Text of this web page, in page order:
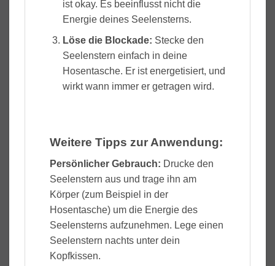
ist okay. Es beeinflusst nicht die
Energie deines Seelensterns.
Löse die Blockade: Stecke den
Seelenstern einfach in deine
Hosentasche. Er ist energetisiert, und
wirkt wann immer er getragen wird.
Weitere Tipps zur Anwendung:
Persönlicher Gebrauch: Drucke den
Seelenstern aus und trage ihn am
Körper (zum Beispiel in der
Hosentasche) um die Energie des
Seelensterns aufzunehmen. Lege einen
Seelenstern nachts unter dein
Kopfkissen.